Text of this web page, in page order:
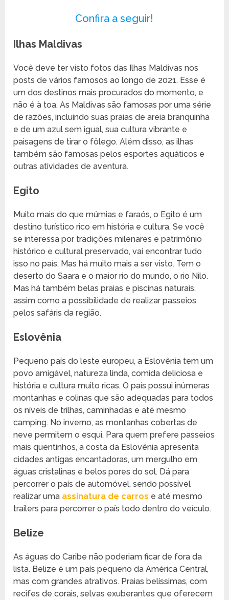
Confira a seguir!
Ilhas Maldivas
Você deve ter visto fotos das Ilhas Maldivas nos
posts de vários famosos ao longo de 2021. Esse é
um dos destinos mais procurados do momento, e
não é à toa. As Maldivas são famosas por uma série
de razões, incluindo suas praias de areia branquinha
e de um azul sem igual, sua cultura vibrante e
paisagens de tirar o fôlego. Além disso, as ilhas
também são famosas pelos esportes aquáticos e
outras atividades de aventura.
Egito
Muito mais do que múmias e faraós, o Egito é um
destino turístico rico em história e cultura. Se você
se interessa por tradições milenares e patrimônio
histórico e cultural preservado, vai encontrar tudo
isso no país. Mas há muito mais a ser visto. Tem o
deserto do Saara e o maior rio do mundo, o rio Nilo.
Mas há também belas praias e piscinas naturais,
assim como a possibilidade de realizar passeios
pelos safáris da região.
Eslovênia
Pequeno país do leste europeu, a Eslovênia tem um
povo amigável, natureza linda, comida deliciosa e
história e cultura muito ricas. O país possui inúmeras
montanhas e colinas que são adequadas para todos
os níveis de trilhas, caminhadas e até mesmo
camping. No inverno, as montanhas cobertas de
neve permitem o esqui. Para quem prefere passeios
mais quentinhos, a costa da Eslovênia apresenta
cidades antigas encantadoras, um mergulho em
águas cristalinas e belos pores do sol. Dá para
percorrer o país de automóvel, sendo possível
realizar uma assinatura de carros e até mesmo
trailers para percorrer o país todo dentro do veículo.
Belize
As águas do Caribe não poderiam ficar de fora da
lista. Belize é um país pequeno da América Central,
mas com grandes atrativos. Praias belíssimas, com
recifes de corais, selvas exuberantes que oferecem